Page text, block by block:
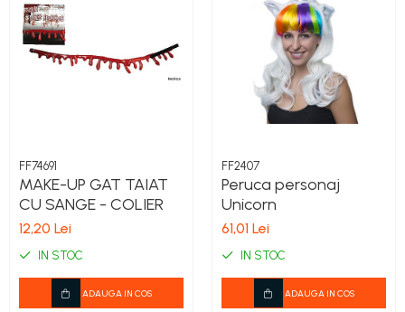
FF74691
MAKE-UP GAT TAIAT
CU SANGE - COLIER
12,20 Lei
IN STOC
ADAUGA IN COS
FF2407
Peruca personaj
Unicorn
61,01 Lei
IN STOC
ADAUGA IN COS